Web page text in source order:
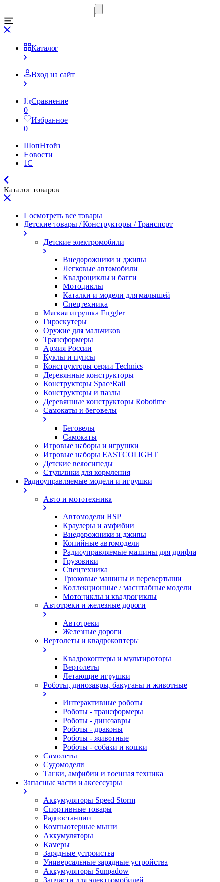
Каталог
Вход на сайт
Сравнение
0
Избранное
0
ШопНтойз
Новости
1C
Каталог товаров
Посмотреть все товары
Детские товары / Конструкторы / Транспорт
Детские электромобили
Внедорожники и джипы
Легковые автомобили
Квадроциклы и багги
Мотоциклы
Каталки и модели для малышей
Спецтехника
Мягкая игрушка Fuggler
Гироскутеры
Оружие для мальчиков
Трансформеры
Армия России
Куклы и пупсы
Конструкторы серии Technics
Деревянные конструкторы
Конструкторы SpaceRail
Конструкторы и пазлы
Деревянные конструкторы Robotime
Самокаты и беговелы
Беговелы
Самокаты
Игровые наборы и игрушки
Игровые наборы EASTCOLIGHT
Детские велосипеды
Стульчики для кормления
Радиоуправляемые модели и игрушки
Авто и мототехника
Автомодели HSP
Краулеры и амфибии
Внедорожники и джипы
Копийные автомодели
Радиоуправляемые машины для дрифта
Грузовики
Спецтехника
Трюковые машины и перевертыши
Коллекционные / масштабные модели
Мотоциклы и квадроциклы
Автотреки и железные дороги
Автотреки
Железные дороги
Вертолеты и квадрокоптеры
Квадрокоптеры и мультироторы
Вертолеты
Летающие игрушки
Роботы, динозавры, бакуганы и животные
Интерактивные роботы
Роботы - трансформеры
Роботы - динозавры
Роботы - драконы
Роботы - животные
Роботы - собаки и кошки
Самолеты
Судомодели
Танки, амфибии и военная техника
Запасные части и аксессуары
Аккумуляторы Speed Storm
Спортивные товары
Радиостанции
Компьютерные мыши
Аккумуляторы
Камеры
Зарядные устройства
Универсальные зарядные устройства
Аккумуляторы Sunpadow
Запчасти для электромобилей